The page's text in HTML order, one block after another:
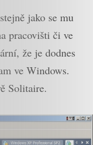
jako se mu
pracovišti či ve
že je dodnes
ve Windows.
Solitaire.